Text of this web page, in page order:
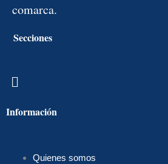
comarca.
Secciones
Menú
Información
Quienes somos